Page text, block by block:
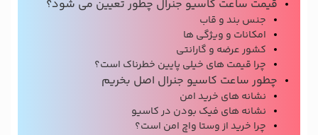
قیمت ساعت کاسیو جنرال چطور تعیین می شود؟
جنس بند و قاب
امکانات و ویژگی ها
کشور عرضه و گارانتی
چرا قیمت های خیلی پایین خطرناک است؟
چطور ساعت کاسیو جنرال اصل بخریم
نشانه های خرید امن
نشانه های فیک بودن در کاسیو
چرا خرید از وستا واچ امن است؟